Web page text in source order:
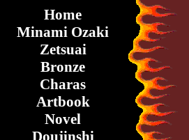
Home
Minami Ozaki
Zetsuai
Bronze
Charas
Artbook
Novel
Doujinshi